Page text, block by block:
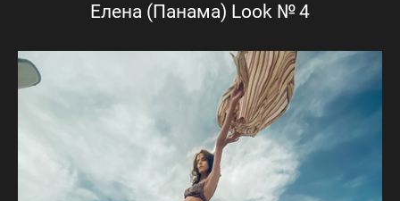
Елена (Панама) Look № 4